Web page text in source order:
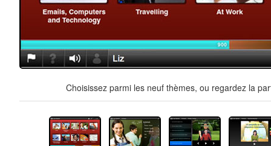
Choisissez parmi les neuf thèmes, ou regardez la